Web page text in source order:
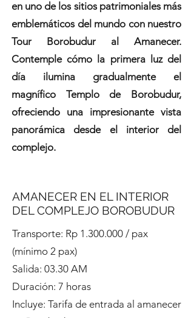
en uno de los sitios patrimoniales más
emblemáticos del mundo con nuestro
Tour Borobudur al Amanecer.
Contemple cómo la primera luz del
día ilumina gradualmente el
magnífico Templo de Borobudur,
ofreciendo una impresionante vista
panorámica desde el interior del
complejo.
AMANECER EN EL INTERIOR
DEL COMPLEJO BOROBUDUR
Transporte: Rp 1.300.000 / pax
(mínimo 2 pax)
Salida: 03.30 AM
Duración: 7 horas
Incluye: Tarifa de entrada al amanecer